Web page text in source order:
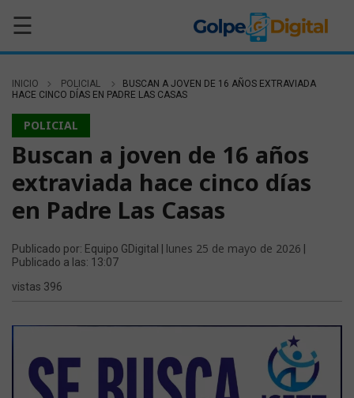
☰
INICIO POLICIAL
BUSCAN A JOVEN DE 16 AÑOS EXTRAVIADA
HACE CINCO DÍAS EN PADRE LAS CASAS
POLICIAL
Buscan a joven de 16 años
extraviada hace cinco días
en Padre Las Casas
Publicado por: Equipo GDigital | lunes 25 de mayo de 2026
Publicado a las: 13:07
vistas 396